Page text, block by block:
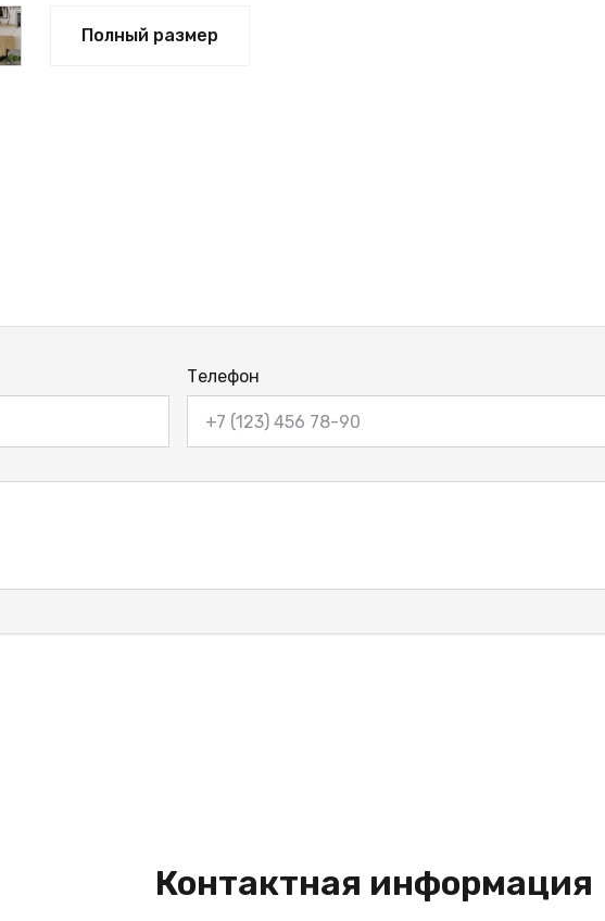
Полный размер
Телефон
Контактная информация